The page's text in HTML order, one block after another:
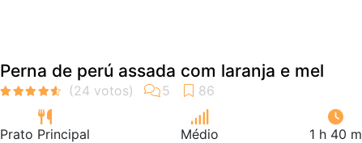
Perna de perú assada com laranja e mel
Prato Principal Médio 1 h 40 m